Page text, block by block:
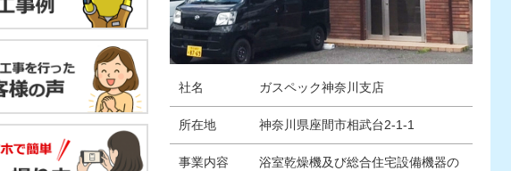
社名 ガスペック神奈川支店
所在地 神奈川県座間市相武台2-1-1
事業内容
浴室乾燥機及び総合住宅設備機器の